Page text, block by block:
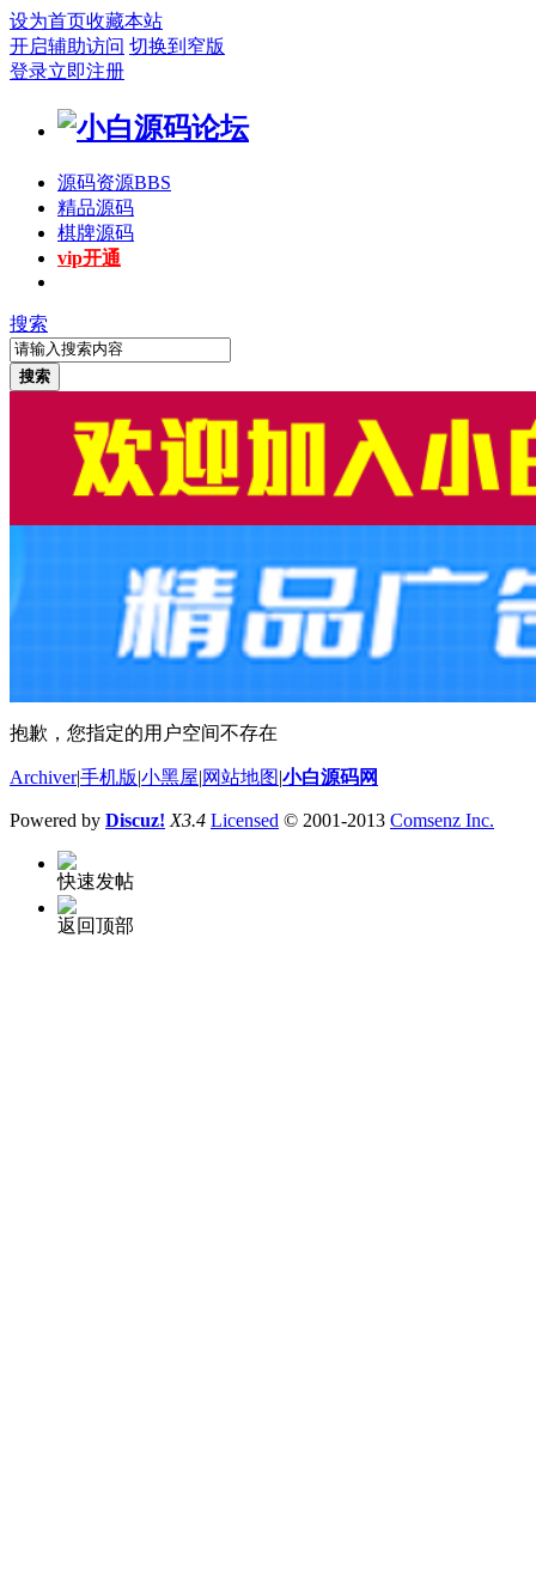
设为首页收藏本站
开启辅助访问 切换到窄版
登录立即注册
源码资源BBS
精品源码
棋牌源码
vip开通
搜索
搜索
抱歉，您指定的用户空间不存在
Archiver|手机版 小黑屋 网站地图 小白源码网
Powered by Discuz! X3.4 Licensed © 2001-2013 Comsenz Inc.
快速发帖
返回顶部